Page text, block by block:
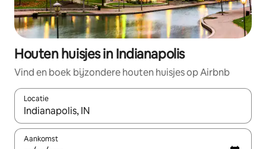
Houten huisjes in Indianapolis
Vind en boek bijzondere houten huisjes op Airbnb
Locatie
Wanneer er resultaten beschikbaar zijn, maak je een keuze
Aankomst